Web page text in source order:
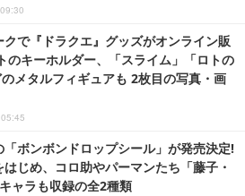
クで『ドラクエ』グッズがオンライン販
のキーホルダー、「スライム」「ロトの
メタルフィギュアも 2枚目の写真・画
「ボンボンドロップシール」が発売決定!
じめ、コロ助やパーマンたち「藤子・
ャラも収録の全2種類